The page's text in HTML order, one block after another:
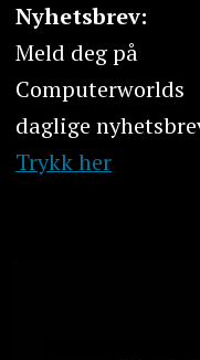
Nyhetsbrev:
Meld deg på
Computerworlds
daglige
Trykk her